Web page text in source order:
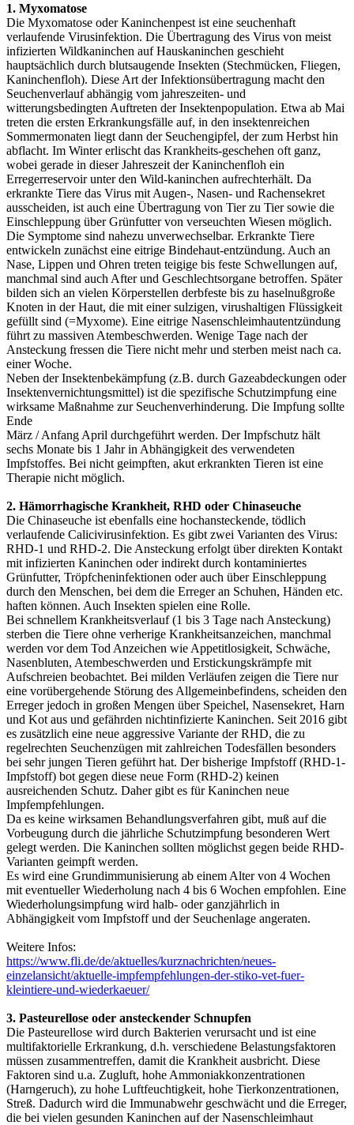
1. Myxomatose
Die Myxomatose oder Kaninchenpest ist eine seuchenhaft
verlaufende Virusinfektion. Die Übertragung des Virus von meist
infizierten Wildkaninchen auf Hauskaninchen geschieht
hauptsächlich durch blutsaugende Insekten (Stechmücken, Fliegen,
Kaninchenfloh). Diese Art der Infektionsübertragung macht den
Seuchenverlauf abhängig vom jahreszeiten- und
witterungsbedingten Auftreten der Insektenpopulation. Etwa ab Mai
treten die ersten Erkrankungsfälle auf, in den insektenreichen
Sommermonaten liegt dann der Seuchengipfel, der zum Herbst hin
abflacht. Im Winter erlischt das Krankheits-geschehen oft ganz,
wobei gerade in dieser Jahreszeit der Kaninchenfloh ein
Erregerreservoir unter den Wild-kaninchen aufrechterhält. Da
erkrankte Tiere das Virus mit Augen-, Nasen- und Rachensekret
ausscheiden, ist auch eine Übertragung von Tier zu Tier sowie die
Einschleppung über Grünfutter von verseuchten Wiesen möglich.
Die Symptome sind nahezu unverwechselbar. Erkrankte Tiere
entwickeln zunächst eine eitrige Bindehaut-entzündung. Auch an
Nase, Lippen und Ohren treten teigige bis feste Schwellungen auf,
manchmal sind auch After und Geschlechtsorgane betroffen. Später
bilden sich an vielen Körperstellen derbfeste bis zu haselnußgroße
Knoten in der Haut, die mit einer sulzigen, virushaltigen Flüssigkeit
gefüllt sind (=Myxome). Eine eitrige Nasenschleimhautentzündung
führt zu massiven Atembeschwerden. Wenige Tage nach der
Ansteckung fressen die Tiere nicht mehr und sterben meist nach ca.
einer Woche.
Neben der Insektenbekämpfung (z.B. durch Gazeabdeckungen oder
Insektenvernichtungsmittel) ist die spezifische Schutzimpfung eine
wirksame Maßnahme zur Seuchenverhinderung. Die Impfung sollte
Ende
März / Anfang April durchgeführt werden. Der Impfschutz hält
sechs Monate bis 1 Jahr in Abhängigkeit des verwendeten
Impfstoffes. Bei nicht geimpften, akut erkrankten Tieren ist eine
Therapie nicht möglich.
2. Hämorrhagische Krankheit, RHD oder Chinaseuche
Die Chinaseuche ist ebenfalls eine hochansteckende, tödlich
verlaufende Calicivirusinfektion. Es gibt zwei Varianten des Virus:
RHD-1 und RHD-2. Die Ansteckung erfolgt über direkten Kontakt
mit infizierten Kaninchen oder indirekt durch kontaminiertes
Grünfutter, Tröpfcheninfektionen oder auch über Einschleppung
durch den Menschen, bei dem die Erreger an Schuhen, Händen etc.
haften können. Auch Insekten spielen eine Rolle.
Bei schnellem Krankheitsverlauf (1 bis 3 Tage nach Ansteckung)
sterben die Tiere ohne verherige Krankheitsanzeichen, manchmal
werden vor dem Tod Anzeichen wie Appetitlosigkeit, Schwäche,
Nasenbluten, Atembeschwerden und Erstickungskrämpfe mit
Aufschreien beobachtet. Bei milden Verläufen zeigen die Tiere nur
eine vorübergehende Störung des Allgemeinbefindens, scheiden den
Erreger jedoch in großen Mengen über Speichel, Nasensekret, Harn
und Kot aus und gefährden nichtinfizierte Kaninchen. Seit 2016 gibt
es zusätzlich eine neue aggressive Variante der RHD, die zu
regelrechten Seuchenzügen mit zahlreichen Todesfällen besonders
bei sehr jungen Tieren geführt hat. Der bisherige Impfstoff (RHD-1-
Impfstoff) bot gegen diese neue Form (RHD-2) keinen
ausreichenden Schutz. Daher gibt es für Kaninchen neue
Impfempfehlungen.
Da es keine wirksamen Behandlungsverfahren gibt, muß auf die
Vorbeugung durch die jährliche Schutzimpfung besonderen Wert
gelegt werden. Die Kaninchen sollten möglichst gegen beide RHD-
Varianten geimpft werden.
Es wird eine Grundimmunisierung ab einem Alter von 4 Wochen
mit eventueller Wiederholung nach 4 bis 6 Wochen empfohlen. Eine
Wiederholungsimpfung wird halb- oder ganzjährlich in
Abhängigkeit vom Impfstoff und der Seuchenlage angeraten.
Weitere Infos:
https://www.fli.de/de/aktuelles/kurznachrichten/neues-
einzelansicht/aktuelle-impfempfehlungen-der-stiko-vet-fuer-
kleintiere-und-wiederkaeuer/
3. Pasteurellose oder ansteckender Schnupfen
Die Pasteurellose wird durch Bakterien verursacht und ist eine
multifaktorielle Erkrankung, d.h. verschiedene Belastungsfaktoren
müssen zusammentreffen, damit die Krankheit ausbricht. Diese
Faktoren sind u.a. Zugluft, hohe Ammoniakkonzentrationen
(Harngeruch), zu hohe Luftfeuchtigkeit, hohe Tierkonzentrationen,
Streß. Dadurch wird die Immunabwehr geschwächt und die Erreger,
die bei vielen gesunden Kaninchen auf der Nasenschleimhaut